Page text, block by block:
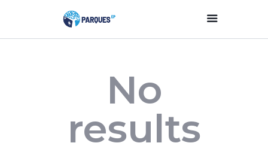
Parques Y Plazas
Participación
Ciudadana
Planificación
No
results